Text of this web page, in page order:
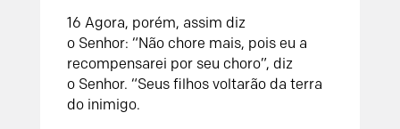
16 Agora, porém, assim diz
o Senhor: “Não chore mais, pois eu a
recompensarei por seu choro”, diz
o Senhor. “Seus filhos voltarão da terra
do inimigo.